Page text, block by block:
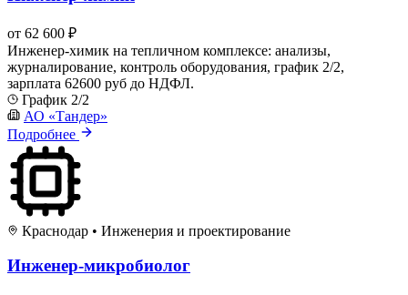
от 62 600 ₽
Инженер-химик на тепличном комплексе: анализы,
журналирование, контроль оборудования, график 2/2,
зарплата 62600 руб до НДФЛ.
График 2/2
АО «Тандер»
Подробнее
Краснодар • Инженерия и проектирование
Инженер-микробиолог